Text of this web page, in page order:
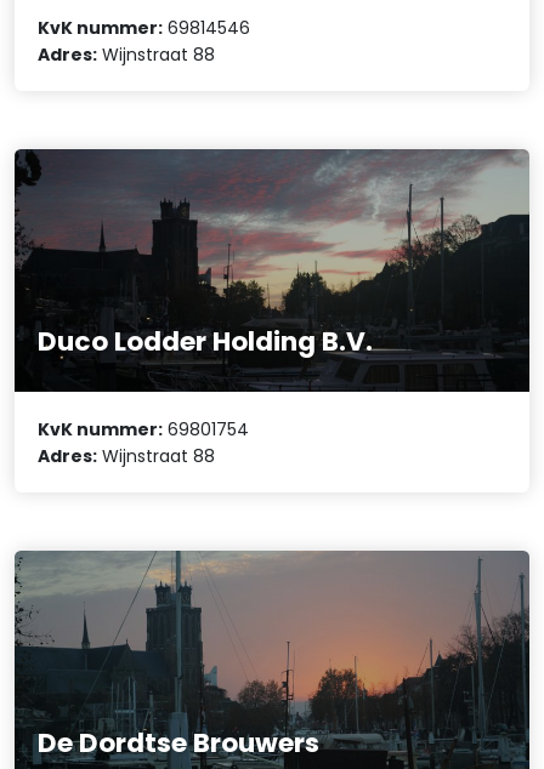
KvK nummer: 69814546
Adres: Wijnstraat 88
Duco Lodder Holding B.V.
KvK nummer: 69801754
Adres: Wijnstraat 88
De Dordtse Brouwers